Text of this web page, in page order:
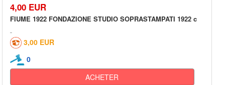
4,00 EUR
FIUME 1922 FONDAZIONE STUDIO SOPRASTAMPATI 1922 c
3,00 EUR
0
ACHETER